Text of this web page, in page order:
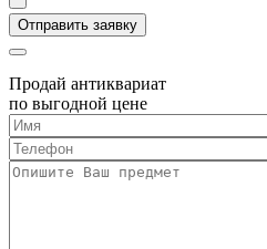
Продай антиквариат
по выгодной цене